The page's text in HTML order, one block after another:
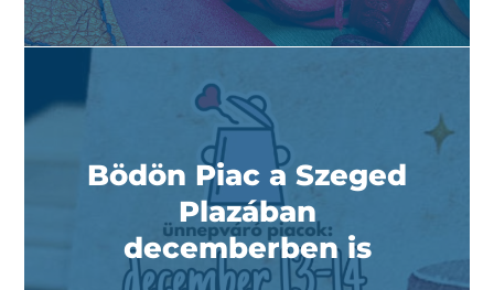
Bödön Piac a Szeged
Plazában
decemberben is